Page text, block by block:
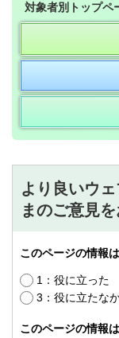
対象者別トップペ
より良いウ
まのご意見
このページの情報
1：役に立った
3：役に立たな
このページの情報